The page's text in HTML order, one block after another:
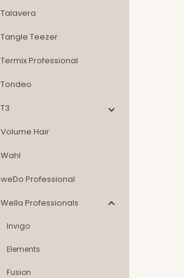
Talavera
Tangle Teezer
Termix Professional
Tondeo
T3
Volume Hair
Wahl
weDo Professional
Wella Professionals
Invigo
Elements
Fusion